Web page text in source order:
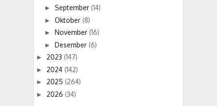
► September (14)
► Oktober (8)
► November (16)
► Desember (6)
► 2023 (147)
► 2024 (142)
► 2025 (264)
► 2026 (34)